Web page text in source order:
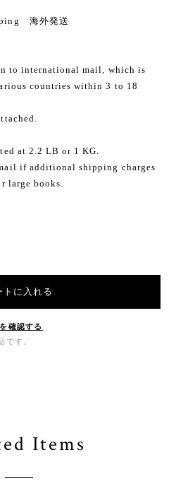
海外発送
to international mail, which is
countries within 3 to 18
at 2.2 LB or 1 KG.
if additional shipping charges
large books.
トに入れる
確認する
です。
Items